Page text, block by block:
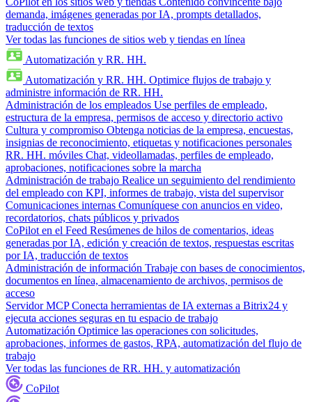
demanda, imágenes generadas por IA, prompts detallados,
traducción de textos
Ver todas las funciones de sitios web y tiendas en línea
Automatización y RR. HH.
Automatización y RR. HH. Optimice flujos de trabajo y
administre información de RR. HH.
Administración de los empleados Use perfiles de empleado,
estructura de la empresa, permisos de acceso y directorio activo
Cultura y compromiso Obtenga noticias de la empresa, encuestas,
insignias de reconocimiento, etiquetas y notificaciones personales
RR. HH. móviles Chat, videollamadas, perfiles de empleado,
aprobaciones, notificaciones sobre la marcha
Administración de trabajo Realice un seguimiento del rendimiento
del empleado con KPI, informes de trabajo, vista del supervisor
Comunicaciones internas Comuníquese con anuncios en video,
recordatorios, chats públicos y privados
CoPilot en el Feed Resúmenes de hilos de comentarios, ideas
generadas por IA, edición y creación de textos, respuestas escritas
por IA, traducción de textos
Administración de información Trabaje con bases de conocimientos,
documentos en línea, almacenamiento de archivos, permisos de
acceso
Servidor MCP Conecta herramientas de IA externas a Bitrix24 y
ejecuta acciones seguras en tu espacio de trabajo
Automatización Optimice las operaciones con solicitudes,
aprobaciones, informes de gastos, RPA, automatización del flujo de
trabajo
Ver todas las funciones de RR. HH. y automatización
CoPilot